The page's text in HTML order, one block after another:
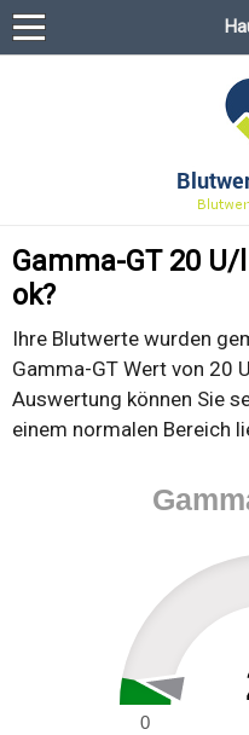
Gamma-GT 20
ok?
Ihre Blutwerte wurden
Gamma-GT Wert von 20
Auswertung können Sie
einem normalen Bereich
0